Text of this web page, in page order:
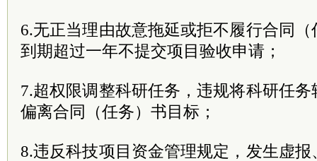
6.无正当理由故意拖延或拒不履行合同
到期超过一年不提交项目验收申请；
7.超权限调整科研任务，违规将科研任
偏离合同（任务）书目标；
8.违反科技项目资金管理规定，发生虚报